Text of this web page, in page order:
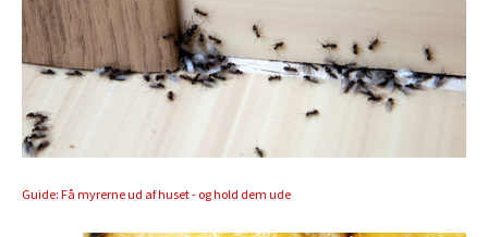
Guide: Få myrerne ud af huset - og hold dem ude